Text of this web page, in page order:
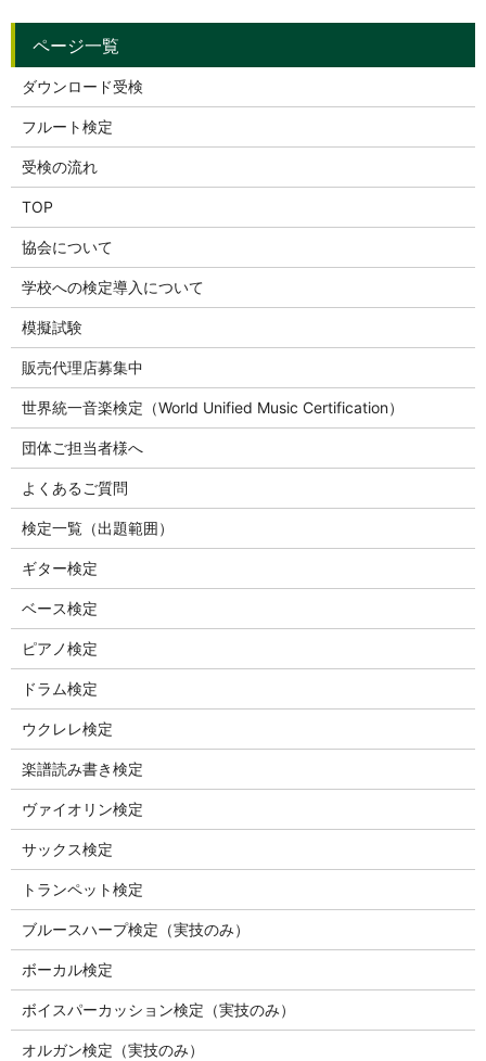
ダウンロード受検
フルート検定
受検の流れ
TOP
協会について
学校への検定導入について
模擬試験
販売代理店募集中
世界統一音楽検定（World Unified Music Certification）
団体ご担当者様へ
よくあるご質問
検定一覧（出題範囲）
ギター検定
ベース検定
ピアノ検定
ドラム検定
ウクレレ検定
楽譜読み書き検定
ヴァイオリン検定
サックス検定
トランペット検定
ブルースハープ検定（実技のみ）
ボーカル検定
ボイスパーカッション検定（実技のみ）
オルガン検定（実技のみ）